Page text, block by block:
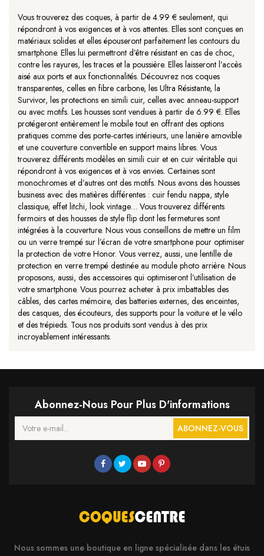
Vous trouverez des coques, à partir de 4.99 € seulement, qui
répondront à vos exigences et à vos attentes. Elles sont conçues en
matériaux solides et elles épouseront parfaitement les contours du
smartphone. Elles lui permettront d’être résistant en cas de choc,
contre les rayures, les traces et la poussière. Elles laisseront l’accès
aisé aux ports et aux fonctionnalités. Découvrez nos coques
transparentes, celles en fibre carbone, les Ultra Résistante, la
Survivor, les protections en simili cuir, celles avec anneau-support
ou avec motifs. Les housses sont vendues à partir de 6.99 €. Elles
protégeront entièrement le mobile tout en offrant des options
pratiques comme des porte-cartes intérieurs, une lanière amovible
et une couverture convertible en support mains libres. Vous
trouverez différents modèles en simili cuir et en cuir véritable qui
répondront à vos exigences et à vos envies. Certaines sont
monochromes et d’autres ont des motifs. Nous avons des housses
business avec des matières différentes : cuir fendu nappa, style
classique, effet litchi, look vintage… Vous trouverez différents
fermoirs et des housses de style flip dont les fermetures sont
intégrées à la couverture. Nous vous conseillons de mettre un film
ou un verre trempé sur l’écran de votre smartphone pour optimiser
la protection de votre Honor. Vous verrez, aussi, une lentille de
protection en verre trempé destinée au module photo arrière. Nous
proposons, aussi, des accessoires qui optimiseront l’utilisation de
votre smartphone. Vous pourrez acheter à prix imbattables des
câbles, des cartes mémoire, des batteries externes, des enceintes,
des casques, des écouteurs, des supports pour la voiture et le vélo
et des trépieds. Tous nos produits sont vendus à des prix
incroyablement intéressants.
Abonnez-Nous Pour Plus D'informations
ABONNEZ-VOUS
Nous sommes une boutique en ligne spécialisée dans les étuis